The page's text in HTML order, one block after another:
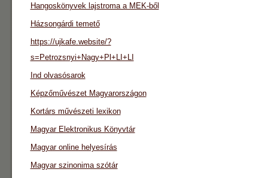
Hangoskönyvek lajstroma a MEK-ből
Házsongárdi temető
https://ujkafe.website/?
s=Petrozsnyi+Nagy+Pl+LI+LI
Ind olvasósarok
Képzőművészet Magyarországon
Kortárs művészeti lexikon
Magyar Elektronikus Könyvtár
Magyar online helyesírás
Magyar szinonima szótár